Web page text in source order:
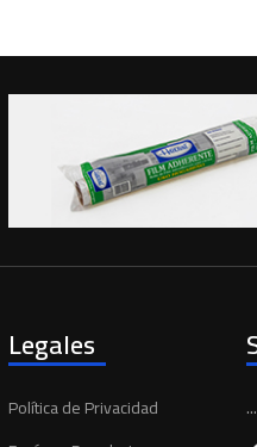
Legales
Política de Privacidad